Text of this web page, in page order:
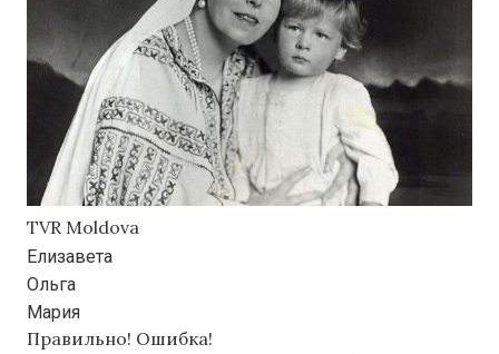
TVR Moldova
Елизавета
Ольга
Мария
Правильно! Ошибка!